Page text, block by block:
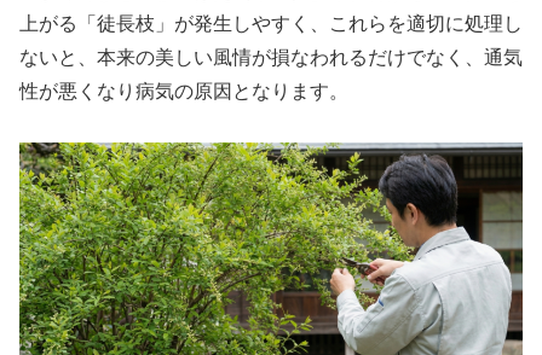
上がる「徒長枝」が発生しやすく、これらを適切に処理し
ないと、本来の美しい風情が損なわれるだけでなく、通気
性が悪くなり病気の原因となります。